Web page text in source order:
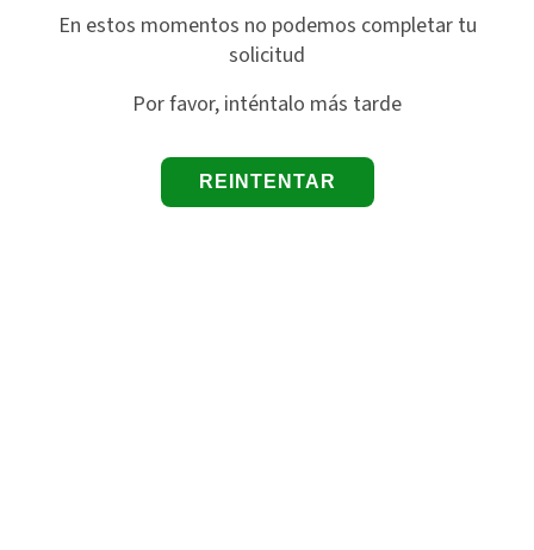
En estos momentos no podemos completar tu
solicitud
Por favor, inténtalo más tarde
REINTENTAR